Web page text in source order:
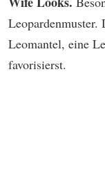
Leopardenmuster.
Leomantel, eine
favorisierst.